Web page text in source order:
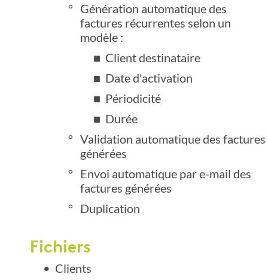
Génération automatique des
factures récurrentes selon un
modèle :
Client destinataire
Date d'activation
Périodicité
Durée
Validation automatique des factures
générées
Envoi automatique par e-mail des
factures générées
Duplication
Fichiers
Clients